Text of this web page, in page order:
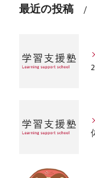
最近の投稿